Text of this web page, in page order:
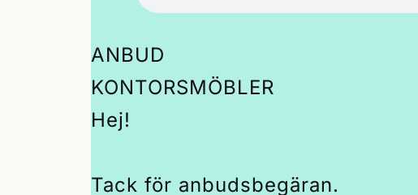
ANBUD
KONTORSMÖBLER
Hej!
Tack för anbudsbegäran.